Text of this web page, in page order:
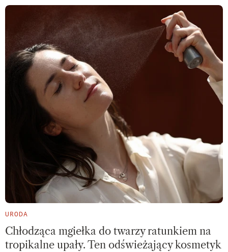
URODA
Chłodząca mgiełka do twarzy ratunkiem na
tropikalne upały. Ten odświeżający kosmetyk